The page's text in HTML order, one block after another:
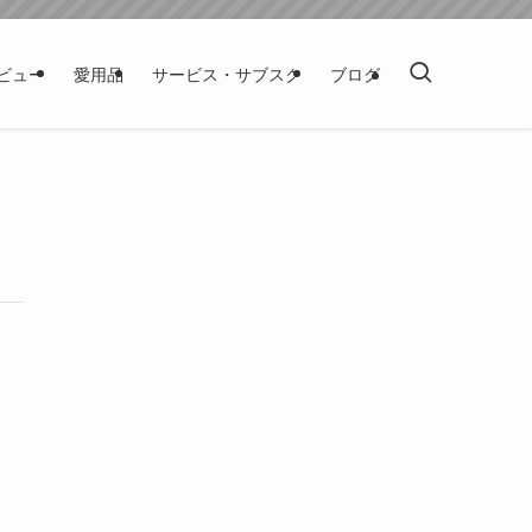
ュー 愛用品 サービス・サブスク ブログ